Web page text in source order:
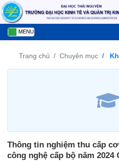
MENU
Trang chủ Chuyên mục
Thông tin nghiệm thu cấp
công nghệ cấp bộ năm 2024